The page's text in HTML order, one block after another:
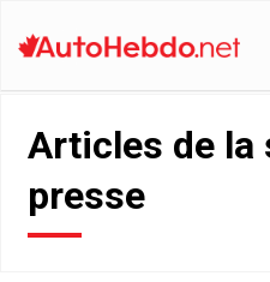
Articles de la
presse